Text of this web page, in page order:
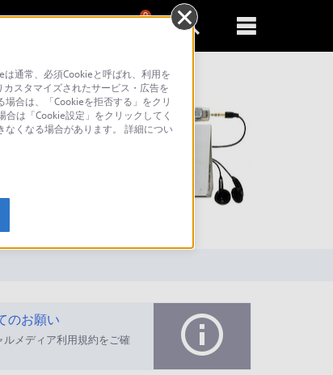
0
のお願い
メディア利用規約をご確
通常、必須Cookieと呼ばれ、利用を
スタマイズされたサービス・広告を
合は、「Cookieを拒否する」をクリ
は「Cookie設定」をクリックしてく
くなる場合があります。 詳細につい